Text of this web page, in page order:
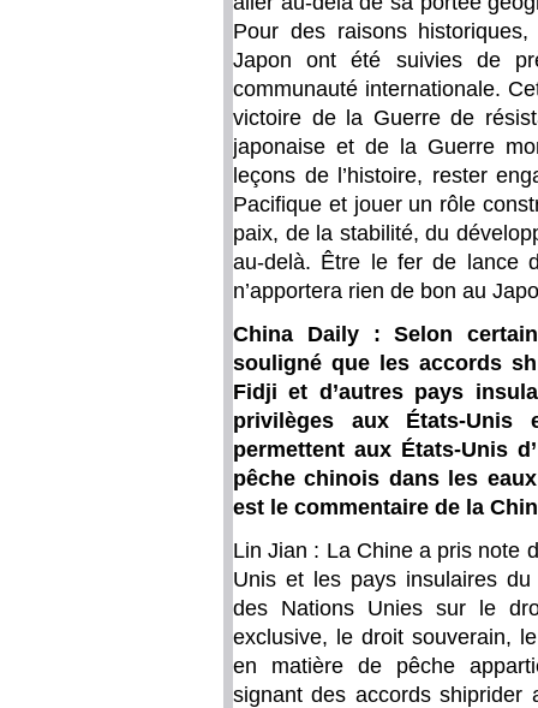
Pour des raisons
Japon ont été suivies de
communauté internationale.
victoire de la Guerre de
japonaise et de la Guerre
leçons de l’histoire, rester
Pacifique et jouer un rôle
paix, de la stabilité, du
au-delà. Être le fer de lance
n’apportera rien de bon au
China Daily : Selon
souligné que les accords
Fidji et d’autres pays
privilèges aux États-
permettent aux États-Unis
pêche chinois dans les
est le commentaire de la
Lin Jian : La Chine a pris note
Unis et les pays insulaires
des Nations Unies sur le
exclusive, le droit souverain,
en matière de pêche
signant des accords shiprider